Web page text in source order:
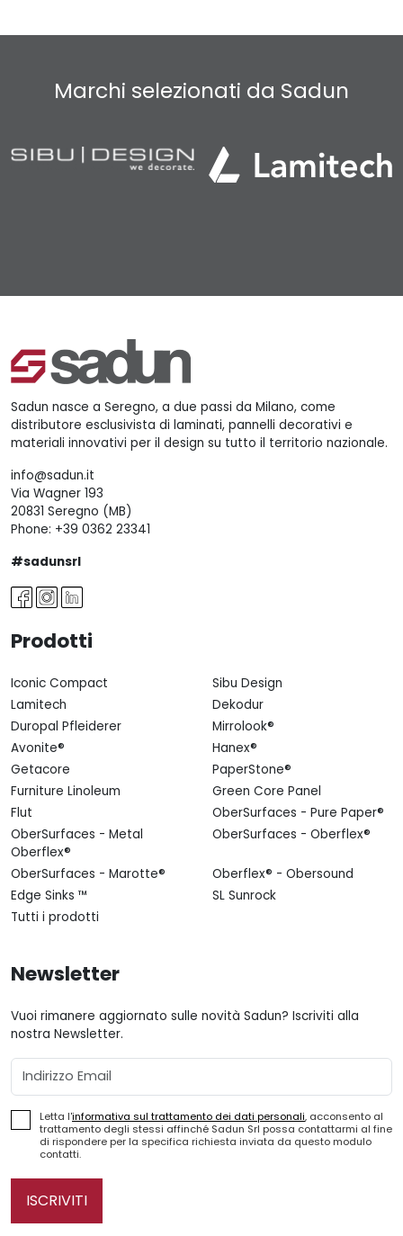
Marchi selezionati da Sadun
Sadun nasce a Seregno, a due passi da Milano, come
distributore esclusivista di laminati, pannelli decorativi e
materiali innovativi per il design su tutto il territorio nazionale.
info@sadun.it
Via Wagner 193
20831 Seregno (MB)
Phone: +39 0362 23341
#sadunsrl
Prodotti
Iconic Compact
Sibu Design
Lamitech
Dekodur
Duropal Pfleiderer
Mirrolook®
Avonite®
Hanex®
Getacore
PaperStone®
Furniture Linoleum
Green Core Panel
Flut
OberSurfaces - Pure Paper®
OberSurfaces - Metal
Oberflex®
OberSurfaces - Oberflex®
OberSurfaces - Marotte®
Oberflex® - Obersound
Edge Sinks ™
SL Sunrock
Tutti i prodotti
Newsletter
Vuoi rimanere aggiornato sulle novità Sadun? Iscriviti alla
nostra Newsletter.
Email
Letta l'informativa sul trattamento dei dati personali, acconsento al
trattamento degli stessi affinché Sadun Srl possa contattarmi al fine
di rispondere per la specifica richiesta inviata da questo modulo
contatti.
ISCRIVITI